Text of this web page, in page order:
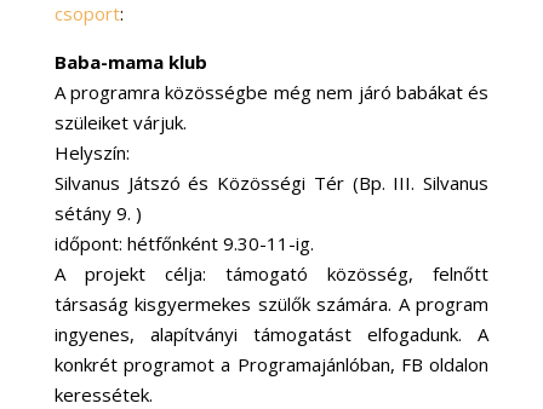
csoport:
Baba-mama klub
A programra közösségbe még nem járó babákat és
szüleiket várjuk.
Helyszín:
Silvanus Játszó és Közösségi Tér (Bp. III. Silvanus
sétány 9. )
időpont: hétfőnként 9.30-11-ig.
A projekt célja: támogató közösség, felnőtt
társaság kisgyermekes szülők számára. A program
ingyenes, alapítványi támogatást elfogadunk. A
konkrét programot a Programajánlóban, FB oldalon
keressétek.